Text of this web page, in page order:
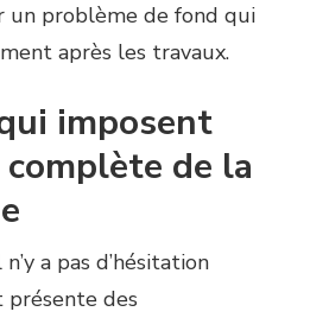
un problème de fond qui
après les travaux.
imposent
de la
a pas d’hésitation
présente des